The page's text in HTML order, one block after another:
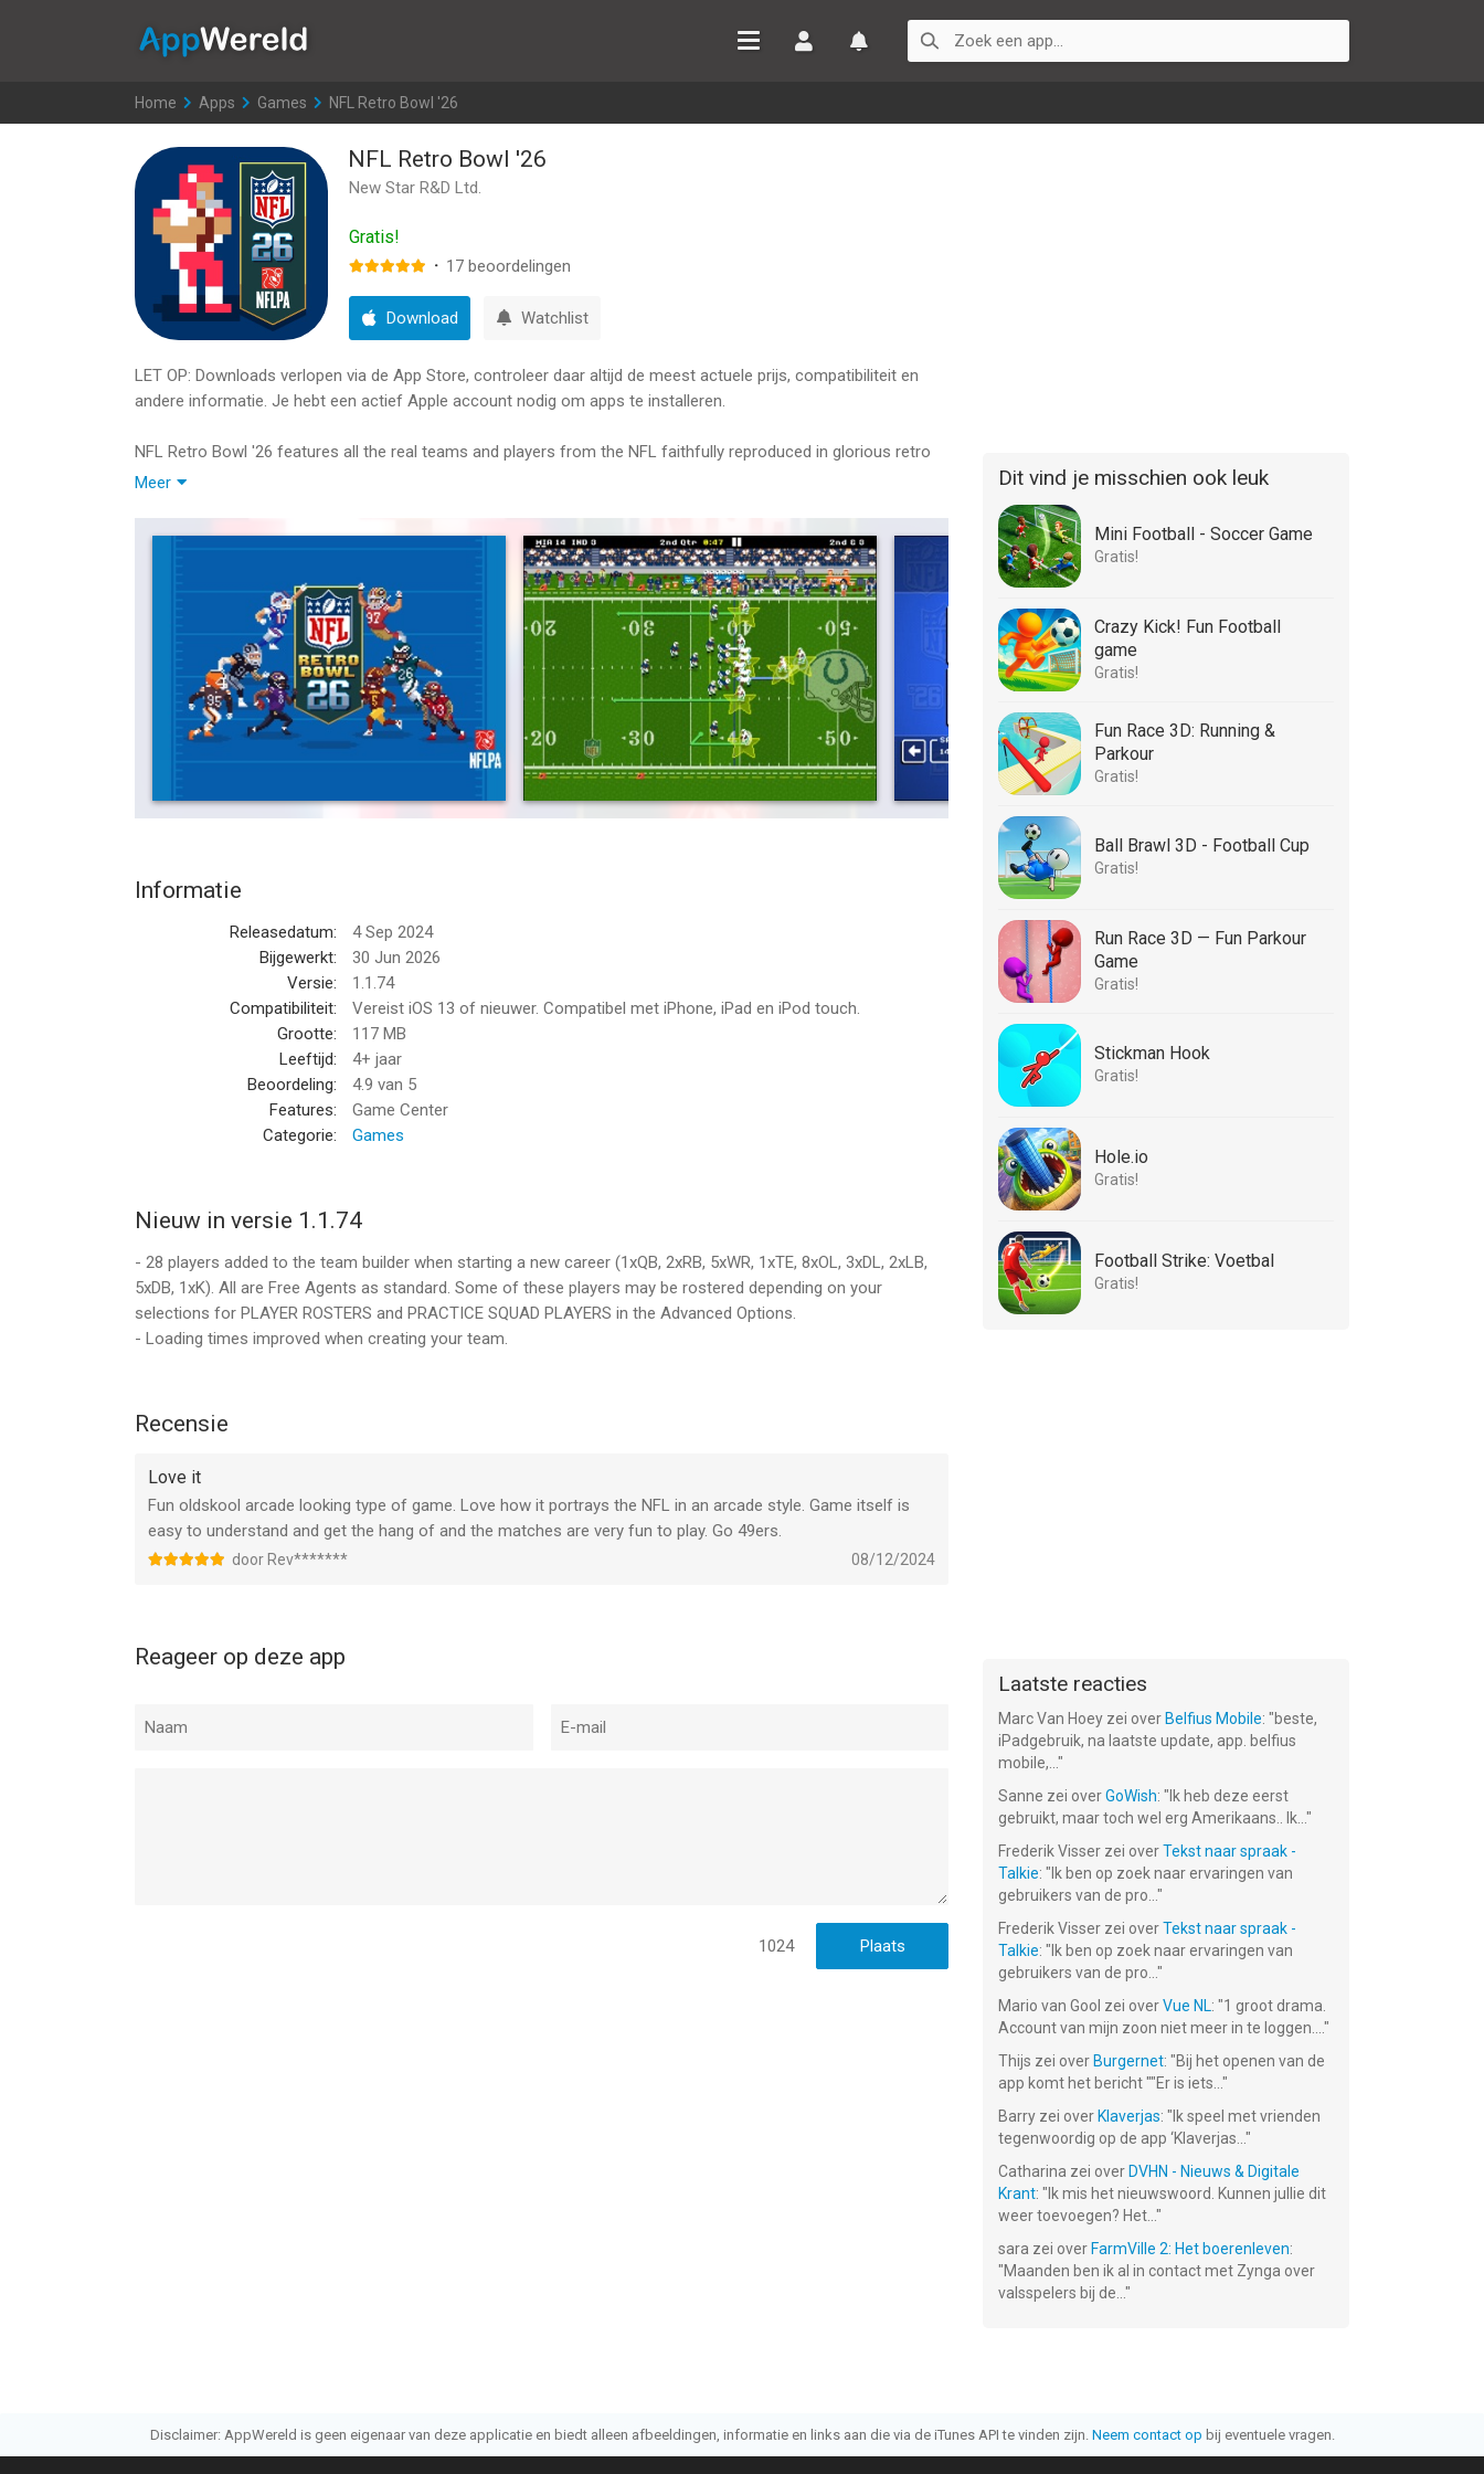
Home >
Apps >
Games >
NFL Retro Bowl '26
NFL Retro Bowl '26
New Star R&D Ltd.
Gratis!
· 17 beoordelingen
Download Watchlist
LET OP: Downloads verlopen via de App Store, controleer daar altijd de meest actuele prijs, compatibiliteit en
andere informatie. Je hebt een actief Apple account nodig om apps te installeren.
NFL Retro Bowl '26 features all the real teams and players from the NFL faithfully reproduced in glorious retro
pixel-art style! Start your NFL coaching career by assembling your roster from a choice of over 2,000 real-life
NFL Retro Bowl '26 van New Star R&D Ltd. is een app voor iPhone, iPad en iPod touch met iOS versie 13 of
hoger, geschikt bevonden voor gebruikers met leeftijden vanaf
Informatie voor NFL Retro Bowl '26is het laatst vergeleken op 7 Aug om 13:43.
Meer
Informatie
Releasedatum:
4 Sep 2024
Bijgewerkt:
30 Jun 2026
Versie:
1.1.74
Compatibiliteit:
Vereist iOS 13 of nieuwer. Compatibel met iPhone, iPad en iPod touch.
Grootte:
117 MB
Leeftijd:
4+ jaar
Beoordeling:
4.9 van 5
Features:
Game Center
Categorie:
Games
Nieuw in versie 1.1.74
- 28 players added to the team builder when starting a new career (1xQB, 2xRB, 5xWR, 1xTE, 8xOL, 3xDL, 2xLB,
5xDB, 1xK). All are Free Agents as standard. Some of these players may be rostered depending on your
selections for PLAYER ROSTERS and PRACTICE SQUAD PLAYERS in the Advanced Options.
- Loading times improved when creating your team.
Recensie
Love it
Fun oldskool arcade looking type of game. Love how it portrays the NFL in an arcade style. Game itself is
easy to understand and get the hang of and the matches are very fun to play. Go 49ers.
door Rev******* 08/12/2024
Reageer op deze app
1024
Dit vind je misschien ook leuk
Mini Football - Soccer Game
Gratis!
Crazy Kick! Fun Football
game
Gratis!
Fun Race 3D: Running &
Parkour
Gratis!
Ball Brawl 3D - Football Cup
Gratis!
Run Race 3D — Fun Parkour
Game
Gratis!
Stickman Hook
Gratis!
Hole.io
Gratis!
Football Strike: Voetbal
Gratis!
Laatste reacties
Marc Van Hoey zei over Belfius Mobile: "beste,
iPadgebruik, na laatste update, app. belfius
mobile,... "
Sanne zei overGoWish: " Ik heb deze eerst
gebruikt, maar toch wel erg Amerikaans.. Ik... "
Frederik Visser zei overTekst naar spraak -
Talkie: " Ik ben op zoek naar ervaringen van
gebruikers van de pro... "
Frederik Visser zei overTekst naar spraak -
Talkie: " Ik ben op zoek naar ervaringen van
gebruikers van de pro... "
Mario van Gool zei overVue NL: "1 groot drama.
Account van mijn zoon niet meer in te loggen.... "
Thijs zei over Burgernet: "Bij het openen van de
app komt het bericht ""Er is iets... "
Barry zei over Klaverjas: " Ik speel met vrienden
tegenwoordig op de app ‘Klaverjas... "
Catharina zei over DVHN - Nieuws & Digitale
Krant: " Ik mis het nieuwswoord. Kunnen jullie dit
weer toevoegen? Het... "
sara zei over FarmVille 2: Het boerenleven:
"Maanden ben ik al in contact met Zynga over
valsspelers bij de... "
Disclaimer: AppWereld is geen eigenaar van deze applicatie en biedt alleen afbeeldingen, informatie en links aan die via de iTunes API te vinden zijn. Neem contact op bij eventuele vragen.